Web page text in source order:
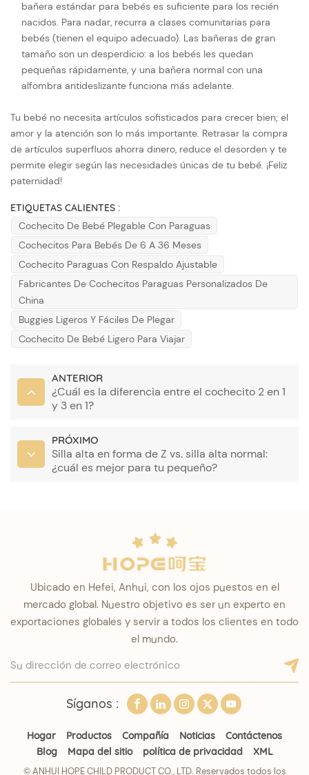
bañera estándar para bebés es suficiente para los recién
nacidos. Para nadar, recurra a clases comunitarias para
bebés (tienen el equipo adecuado). Las bañeras de gran
tamaño son un desperdicio: a los bebés les quedan
pequeñas rápidamente, y una bañera normal con una
alfombra antideslizante funciona más adelante.
Tu bebé no necesita artículos sofisticados para crecer bien; el
amor y la atención son lo más importante. Retrasar la compra
de artículos superfluos ahorra dinero, reduce el desorden y te
permite elegir según las necesidades únicas de tu bebé. ¡Feliz
paternidad!
ETIQUETAS CALIENTES :
Cochecito De Bebé Plegable Con Paraguas
Cochecitos Para Bebés De 6 A 36 Meses
Cochecito Paraguas Con Respaldo Ajustable
Fabricantes De Cochecitos Paraguas Personalizados De
China
Buggies Ligeros Y Fáciles De Plegar
Cochecito De Bebé Ligero Para Viajar
ANTERIOR
¿Cuál es la diferencia entre el cochecito 2 en 1
y 3 en 1?
PRÓXIMO
Silla alta en forma de Z vs. silla alta normal:
¿cuál es mejor para tu pequeño?
Ubicado en Hefei, Anhui, con los ojos puestos en el
mercado global. Nuestro objetivo es ser un experto en
exportaciones globales y servir a todos los clientes en todo
el mundo.
Síganos :
Hogar Productos Compañía Noticias
Contáctenos
Blog
Mapa del sitio política de privacidad XML
© ANHUI HOPE CHILD PRODUCT CO., LTD. Reservados todos los